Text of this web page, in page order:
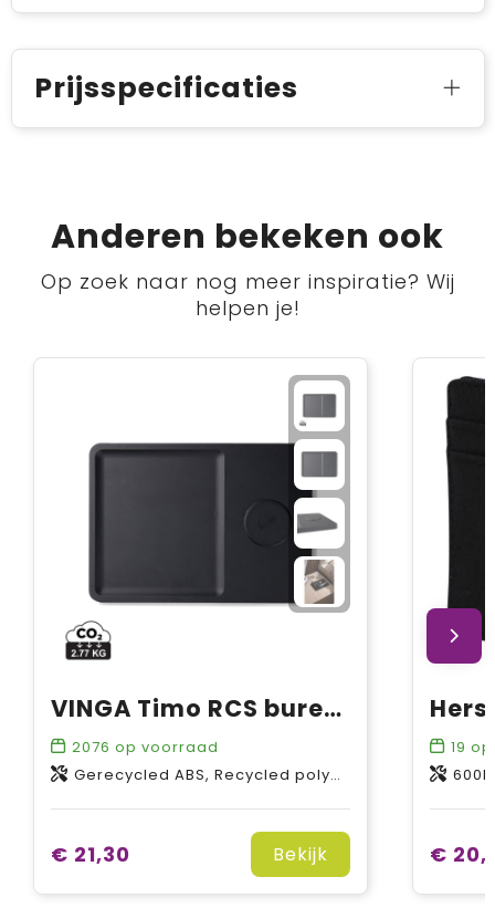
Prijsspecificaties
Anderen bekeken ook
Op zoek naar nog meer inspiratie? Wij
helpen je!
VINGA Timo RCS bureauoplader en accessoirebakje
2076 op voorraad
Gerecycled ABS, Recycled polyester
€ 21,30 Bekijk
19
€